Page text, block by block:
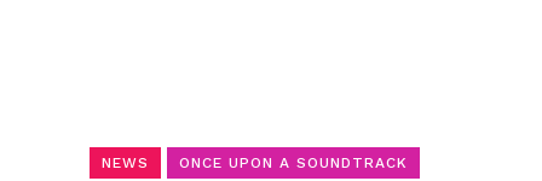
NEWS ONCE UPON A SOUNDTRACK